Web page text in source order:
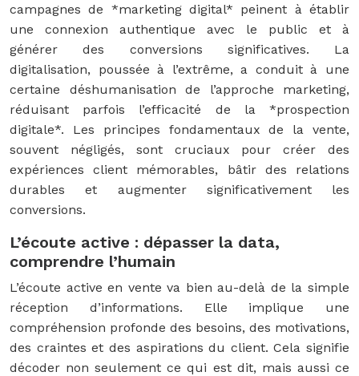
campagnes de *marketing digital* peinent à établir
une connexion authentique avec le public et à
générer des conversions significatives. La
digitalisation, poussée à l’extrême, a conduit à une
certaine déshumanisation de l’approche marketing,
réduisant parfois l’efficacité de la *prospection
digitale*. Les principes fondamentaux de la vente,
souvent négligés, sont cruciaux pour créer des
expériences client mémorables, bâtir des relations
durables et augmenter significativement les
conversions.
L’écoute active : dépasser la data,
comprendre l’humain
L’écoute active en vente va bien au-delà de la simple
réception d’informations. Elle implique une
compréhension profonde des besoins, des motivations,
des craintes et des aspirations du client. Cela signifie
décoder non seulement ce qui est dit, mais aussi ce